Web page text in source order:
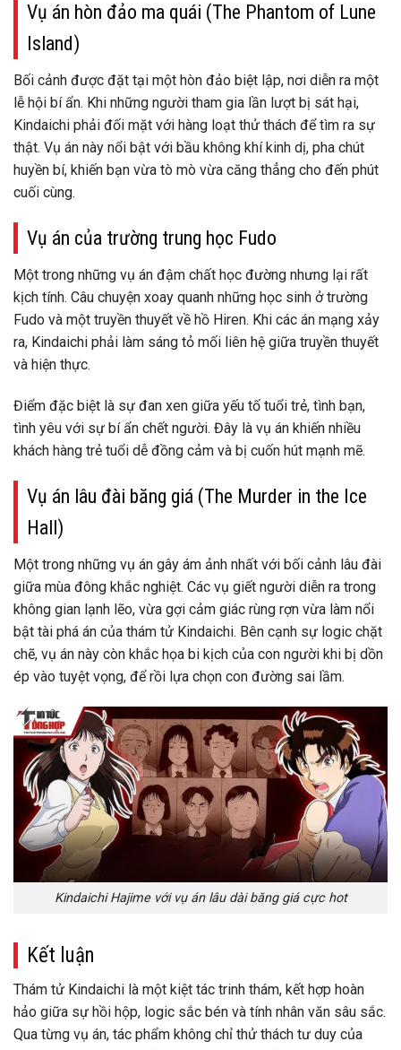
Vụ án hòn đảo ma quái (The Phantom of Lune
Island)
Bối cảnh được đặt tại một hòn đảo biệt lập, nơi diễn ra một
lễ hội bí ẩn. Khi những người tham gia lần lượt bị sát hại,
Kindaichi phải đối mặt với hàng loạt thử thách để tìm ra sự
thật. Vụ án này nổi bật với bầu không khí kinh dị, pha chút
huyền bí, khiến bạn vừa tò mò vừa căng thẳng cho đến phút
cuối cùng.
Vụ án của trường trung học Fudo
Một trong những vụ án đậm chất học đường nhưng lại rất
kịch tính. Câu chuyện xoay quanh những học sinh ở trường
Fudo và một truyền thuyết về hồ Hiren. Khi các án mạng xảy
ra, Kindaichi phải làm sáng tỏ mối liên hệ giữa truyền thuyết
và hiện thực.
Điểm đặc biệt là sự đan xen giữa yếu tố tuổi trẻ, tình bạn,
tình yêu với sự bí ẩn chết người. Đây là vụ án khiến nhiều
khách hàng trẻ tuổi dễ đồng cảm và bị cuốn hút mạnh mẽ.
Vụ án lâu đài băng giá (The Murder in the Ice
Hall)
Một trong những vụ án gây ám ảnh nhất với bối cảnh lâu đài
giữa mùa đông khắc nghiệt. Các vụ giết người diễn ra trong
không gian lạnh lẽo, vừa gợi cảm giác rùng rợn vừa làm nổi
bật tài phá án của thám tử Kindaichi. Bên cạnh sự logic chặt
chẽ, vụ án này còn khắc họa bi kịch của con người khi bị dồn
ép vào tuyệt vọng, để rồi lựa chọn con đường sai lầm.
Kindaichi Hajime với vụ án lâu dài băng giá cực hot
Kết luận
Thám tử Kindaichi là một kiệt tác trinh thám, kết hợp hoàn
hảo giữa sự hồi hộp, logic sắc bén và tính nhân văn sâu sắc.
Qua từng vụ án, tác phẩm không chỉ thử thách tư duy của